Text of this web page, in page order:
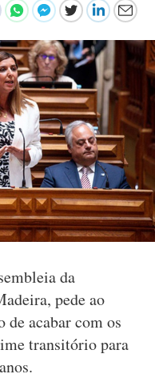
da
pede ao
de acabar com os
transitório para